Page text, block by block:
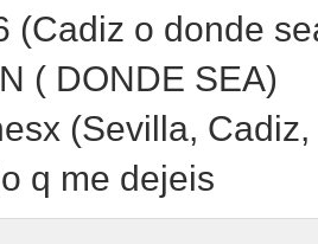
(Cadiz o donde
( DONDE SEA)
(Sevilla,
q me dejeis